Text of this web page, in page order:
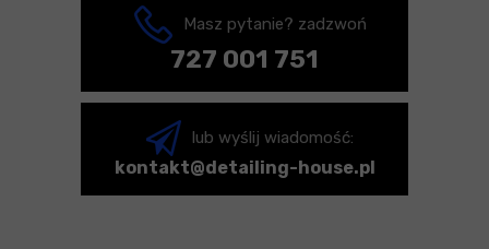
Masz pytanie? zadzwoń
727 001 751
lub wyślij wiadomość:
kontakt@detailing-house.pl